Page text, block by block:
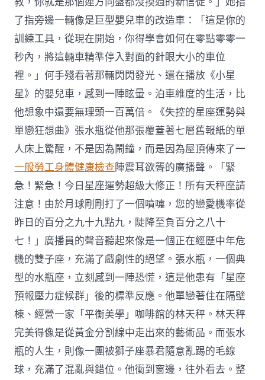
了指旁邊一輛像是巨型嬰兒車的改造車：「這是你的
訓練工具，從現在開始，你得學會如何在零點零零一
秒內，將這輛車精準停入對面的針眼大小的車位
裡。」何手殘看著那輛閃閃發光、還在播放《小星
星》的嬰兒車，感到一陣眩暈。泊車維度的生活，比
他想象中還要無理頭一百萬倍。《失控的星座運勢與
單戀狂想曲》張水瓶從他那張覆蓋著七層舊報紙的單
人床上驚醒，不是因為鬧鐘，而是因為屋頂傳來了一
一般勞工身體健康檢查陣震耳欲聾的廣播聲。「緊
急！緊急！今日星座運勢超級大修正！所有天秤座請
注意！由於月球剛剛打了一個噴嚏，您的戀愛機率從
昨日的百分之九十九點九，陡降至負百分之八十
七！」廣播員的聲音聽起來像是一個正在經歷中年危
機的雙子座，充滿了戲劇性的絕望。張水瓶，一個典
型的水瓶座，立刻感到一陣恐慌，這是他患有「星座
預報壓力症候群」後的標準反應。他單戀著住在隔壁
棟、經營一家「平衡美學」咖啡館的林天秤。林天秤
完美得像是從黃金分割線中走出來的藝術品。而張水
瓶的人生，則像一團被獅子座暴君隨意亂踢的毛線
球，充滿了混亂與錯位。他衝到窗邊，往外看去。整